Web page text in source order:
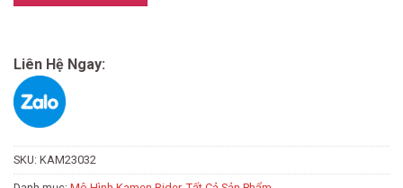
Liên Hệ Ngay:
SKU: KAM23032